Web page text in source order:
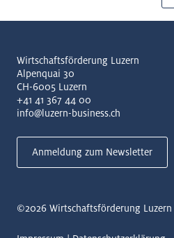
Wirtschaftsförderung Luzern
Alpenquai 30
CH-6005 Luzern
+41 41 367 44 00
info@luzern-business.ch
Anmeldung zum Newsletter
©2026 Wirtschaftsförderung Luzern